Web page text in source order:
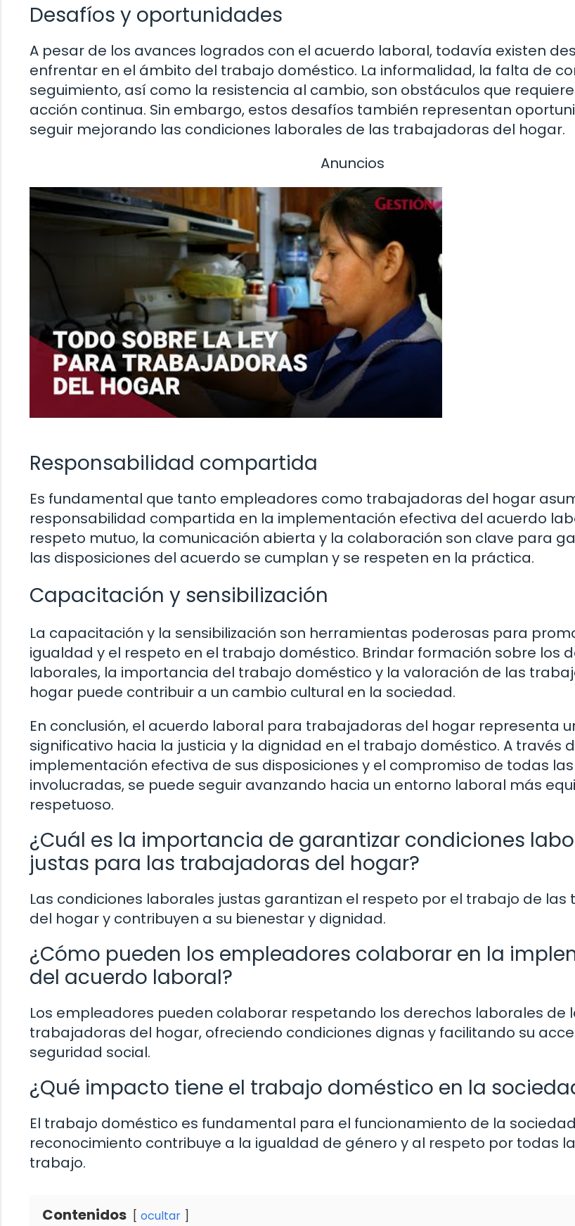
Desafíos y oportunidades
A pesar de los avances logrados con el acuerdo laboral, todavía existen
enfrentar en el ámbito del trabajo doméstico. La informalidad, la falta de
seguimiento, así como la resistencia al cambio, son obstáculos que
acción continua. Sin embargo, estos desafíos también representan
seguir mejorando las condiciones laborales de las trabajadoras del hogar.
Anuncios
Responsabilidad compartida
Es fundamental que tanto empleadores como trabajadoras del hogar
responsabilidad compartida en la implementación efectiva del acuerdo
respeto mutuo, la comunicación abierta y la colaboración son clave para
las disposiciones del acuerdo se cumplan y se respeten en la práctica.
Capacitación y sensibilización
La capacitación y la sensibilización son herramientas poderosas para
igualdad y el respeto en el trabajo doméstico. Brindar formación sobre los
laborales, la importancia del trabajo doméstico y la valoración de las
hogar puede contribuir a un cambio cultural en la sociedad.
En conclusión, el acuerdo laboral para trabajadoras del hogar representa
significativo hacia la justicia y la dignidad en el trabajo doméstico. A través
implementación efectiva de sus disposiciones y el compromiso de todas
involucradas, se puede seguir avanzando hacia un entorno laboral más
respetuoso.
¿Cuál es la importancia de garantizar condiciones
justas para las trabajadoras del hogar?
Las condiciones laborales justas garantizan el respeto por el trabajo de
del hogar y contribuyen a su bienestar y dignidad.
¿Cómo pueden los empleadores colaborar en la
del acuerdo laboral?
Los empleadores pueden colaborar respetando los derechos laborales de
trabajadoras del hogar, ofreciendo condiciones dignas y facilitando su
seguridad social.
¿Qué impacto tiene el trabajo doméstico en la
El trabajo doméstico es fundamental para el funcionamiento de la
reconocimiento contribuye a la igualdad de género y al respeto por todas
trabajo.
Contenidos ocultar